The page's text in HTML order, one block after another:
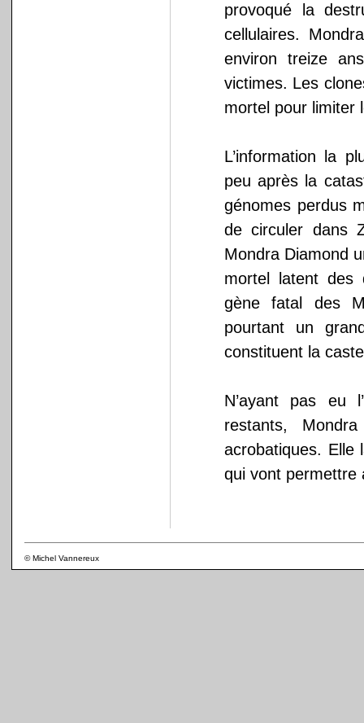
provoqué la
cellulaires.
environ treize
victimes. Les
mortel pour limiter
L’information la
peu après la
génomes perdus
de circuler dans
Mondra Diamond
mortel latent des
gène fatal des
pourtant un
constituent la
N’ayant pas eu
restants,
acrobatiques. Elle
qui vont permettre
© Michel Vannereux